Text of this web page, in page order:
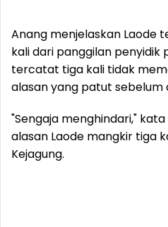
Anang menjelaskan Laode
kali dari panggilan penyidik
tercatat tiga kali tidak
alasan yang patut sebelum
"Sengaja menghindari,"
alasan Laode mangkir tiga
Kejagung.